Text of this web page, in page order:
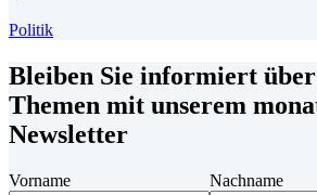
Politik
Bleiben Sie informiert
Themen mit unserem
Newsletter
Vorname Nachname